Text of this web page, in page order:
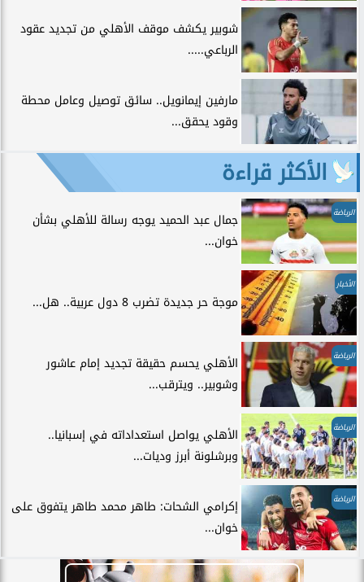
شوبير يكشف موقف الأهلي من تجديد عقود
الرباعي.....
مارفين إيمانويل.. سائق توصيل وعامل محطة
وقود يحقق...
الأكثر قراءة
الرياضة
جمال عبد الحميد يوجه رسالة للأهلي بشأن
خوان...
الأخبار
موجة حر جديدة تضرب 8 دول عربية.. هل...
الرياضة
الأهلي يحسم حقيقة تجديد إمام عاشور
وشوبير.. ويترقب...
الرياضة
الأهلي يواصل استعداداته في إسبانيا..
وبرشلونة أبرز وديات...
الرياضة
إكرامي الشحات: طاهر محمد طاهر يتفوق على
خوان...